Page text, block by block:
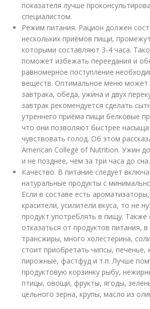
показателя лучше
специалистом.
Режим питания. Рацион должен
нескольких приёмов пищи,
которыми составляют 3-4 часа.
поможет избежать переедания и
равномерное поступление
веществ. Оптимальное меню может
завтрака, обеда, ужина и двух
завтрак рекомендуется сделать
утреннего приёма пищи белковые
что они позволяют быстрее
чувствовать голод. Об этом
American College of Nutrition. Ужин
и не позднее, чем за три часа до сна.
Качество. В питание следует
натуральные продукты с
Если в составе есть
красители, усилители вкуса, то не
продукт употреблять в пищу. Также
отказаться от продуктов питания,
трансжиры, много холестерина,
стоит приобретать чипсы, печенье,
пирожные, фастфуд и т.п. Лучше
продуктовую корзинку рыбу,
птицы, овощи, фрукты, ягоды,
цельного зерна, крупы, масло из